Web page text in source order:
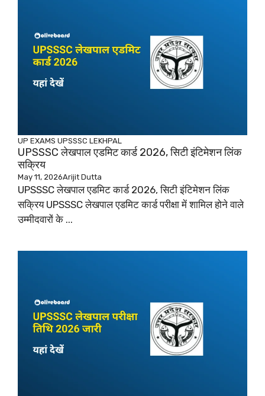
UP EXAMS UPSSSC LEKHPAL
UPSSSC लेखपाल एडमिट कार्ड 2026, सिटी इंटिमेशन लिंक
सक्रिय
May 11, 2026Arijit Dutta
UPSSSC लेखपाल एडमिट कार्ड 2026, सिटी इंटिमेशन लिंक
सक्रिय UPSSSC लेखपाल एडमिट कार्ड परीक्षा में शामिल होने वाले
उम्मीदवारों के ...